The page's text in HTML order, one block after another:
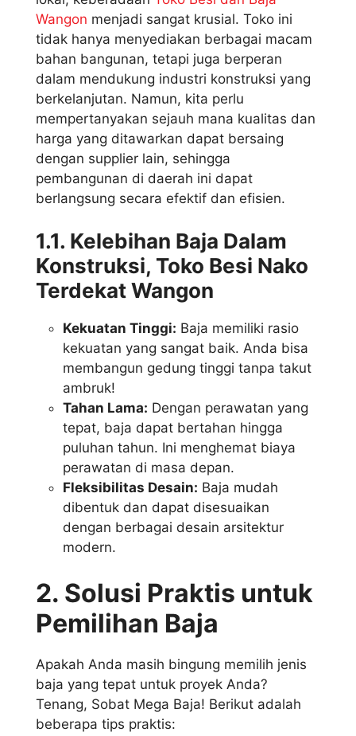
Wangon menjadi sangat krusial. Toko ini
tidak hanya menyediakan berbagai macam
bahan bangunan, tetapi juga berperan
dalam mendukung industri konstruksi yang
berkelanjutan. Namun, kita perlu
mempertanyakan sejauh mana kualitas dan
harga yang ditawarkan dapat bersaing
dengan supplier lain, sehingga
pembangunan di daerah ini dapat
berlangsung secara efektif dan efisien.
1.1. Kelebihan Baja Dalam
Konstruksi, Toko Besi Nako
Terdekat Wangon
Kekuatan Tinggi: Baja memiliki rasio
kekuatan yang sangat baik. Anda bisa
membangun gedung tinggi tanpa takut
ambruk!
Tahan Lama: Dengan perawatan yang
tepat, baja dapat bertahan hingga
puluhan tahun. Ini menghemat biaya
perawatan di masa depan.
Fleksibilitas Desain: Baja mudah
dibentuk dan dapat disesuaikan
dengan berbagai desain arsitektur
modern.
2. Solusi Praktis untuk
Pemilihan Baja
Apakah Anda masih bingung memilih jenis
baja yang tepat untuk proyek Anda?
Tenang, Sobat Mega Baja! Berikut adalah
beberapa tips praktis: